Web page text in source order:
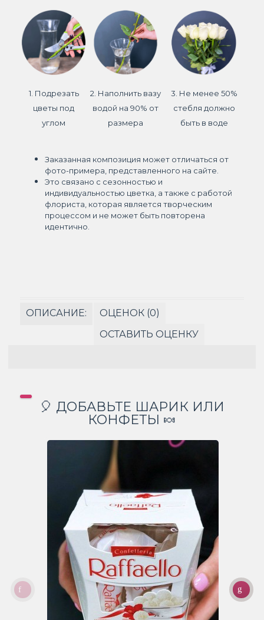
1. Подрезать
цветы под
углом
2. Наполнить вазу
водой на 90% от
размера
3. Не менее 50%
стебля должно
быть в воде
Заказанная композиция может отличаться от
фото-примера, представленного на сайте.
Это связано с сезонностью и
индивидуальностью цветка, а также с работой
флориста, которая является творческим
процессом и не может быть повторена
идентично.
ОПИСАНИЕ:
ОЦЕНОК (0)
ОСТАВИТЬ ОЦЕНКУ
🎈 ДОБАВЬТЕ ШАРИК ИЛИ
КОНФЕТЫ 🍬